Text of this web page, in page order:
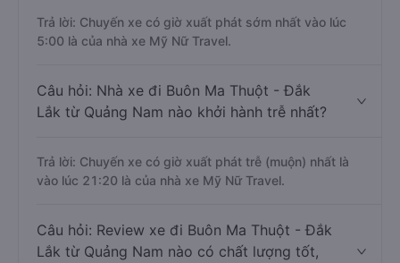
Trả lời: Chuyến xe có giờ xuất phát sớm nhất vào lúc
5:00 là của nhà xe Mỹ Nữ Travel.
Câu hỏi: Nhà xe đi Buôn Ma Thuột - Đắk
Lắk từ Quảng Nam nào khởi hành trễ nhất?
Trả lời: Chuyến xe có giờ xuất phát trễ (muộn) nhất là
vào lúc 21:20 là của nhà xe Mỹ Nữ Travel.
Câu hỏi: Review xe đi Buôn Ma Thuột - Đắk
Lắk từ Quảng Nam nào có chất lượng tốt,